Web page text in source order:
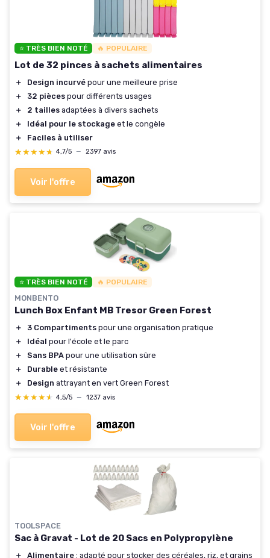
⭐ TRÈS BIEN NOTÉ 🔥 POPULAIRE
Lot de 32 pinces à sachets alimentaires
＋ Design incurvé pour une meilleure prise
＋
32 pièces pour différents usages
＋
2 tailles adaptées à divers sachets
＋
Idéal pour le stockage et le congèle
＋
Faciles à utiliser
★★★★★
★★★★★ 4,7/5 — 2397 avis
Voir l'offre
⭐ TRÈS BIEN NOTÉ 🔥 POPULAIRE
MONBENTO
Lunch Box Enfant MB Tresor Green Forest
＋ 3 Compartiments pour une organisation pratique
＋
Idéal pour l'école et le parc
＋
Sans BPA pour une utilisation sûre
＋
Durable et résistante
＋
Design attrayant en vert Green Forest
★★★★★
★★★★★ 4,5/5 — 1237 avis
Voir l'offre
TOOLSPACE
Sac à Gravat - Lot de 20 Sacs en Polypropylène
＋ Alimentaire : adapté pour stocker des céréales, riz, et grains